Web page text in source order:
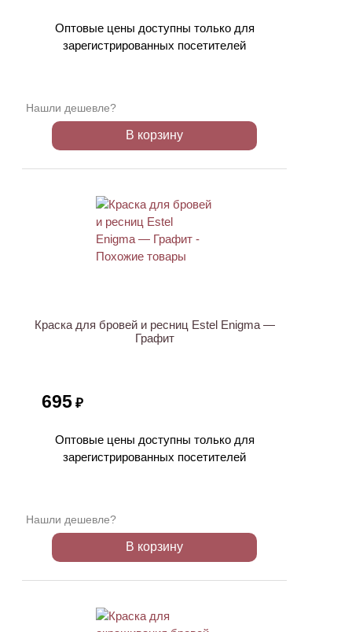
Оптовые цены доступны только для
зарегистрированных посетителей
Нашли дешевле?
В корзину
Краска для бровей и ресниц Estel Enigma —
Графит
695 ₽
Оптовые цены доступны только для
зарегистрированных посетителей
Нашли дешевле?
В корзину